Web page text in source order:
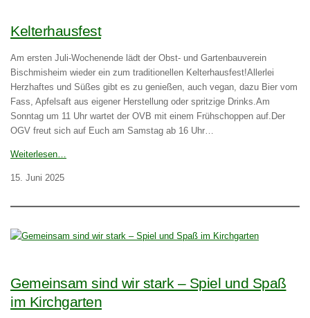
Kelterhausfest
Am ersten Juli-Wochenende lädt der Obst- und Gartenbauverein
Bischmisheim wieder ein zum traditionellen Kelterhausfest!Allerlei
Herzhaftes und Süßes gibt es zu genießen, auch vegan, dazu Bier vom
Fass, Apfelsaft aus eigener Herstellung oder spritzige Drinks.Am
Sonntag um 11 Uhr wartet der OVB mit einem Frühschoppen auf.Der
OGV freut sich auf Euch am Samstag ab 16 Uhr…
Weiterlesen…
15. Juni 2025
Gemeinsam sind wir stark – Spiel und Spaß
im Kirchgarten